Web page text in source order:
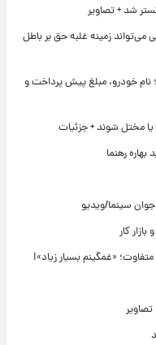
زمینه غلبه حق بر باطل
نام خودرو، مبلغ پیش پرداخت و
مختل شوند + جزئیات
رهنما
جوان سینما/ویدیو
کار
«غمگینم بسیار زیاد»!